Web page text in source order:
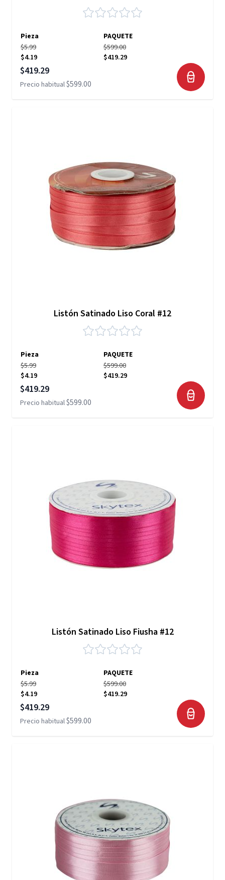
Pieza
PAQUETE
$5.99
$4.19
$599.00
$419.29
Precio especial
$419.29
Precio habitual$599.00
Listón Satinado Liso Coral #12
Pieza
PAQUETE
$5.99
$4.19
$599.00
$419.29
Precio especial
$419.29
Precio habitual$599.00
Listón Satinado Liso Fiusha #12
Pieza
PAQUETE
$5.99
$4.19
$599.00
$419.29
Precio especial
$419.29
Precio habitual$599.00